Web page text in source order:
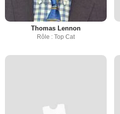
Thomas Lennon
Rôle : Top Cat